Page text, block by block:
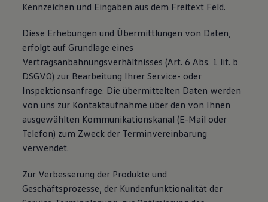
Kennzeichen und Eingaben aus dem Freitext Feld.
Diese Erhebungen und Übermittlungen von Daten,
erfolgt auf Grundlage eines
Vertragsanbahnungsverhältnisses (Art. 6 Abs. 1 lit. b
DSGVO) zur Bearbeitung Ihrer Service- oder
Inspektionsanfrage. Die übermittelten Daten werden
von uns zur Kontaktaufnahme über den von Ihnen
ausgewählten Kommunikationskanal (E-Mail oder
Telefon) zum Zweck der Terminvereinbarung
verwendet.
Zur Verbesserung der Produkte und
Geschäftsprozesse, der Kundenfunktionalität der